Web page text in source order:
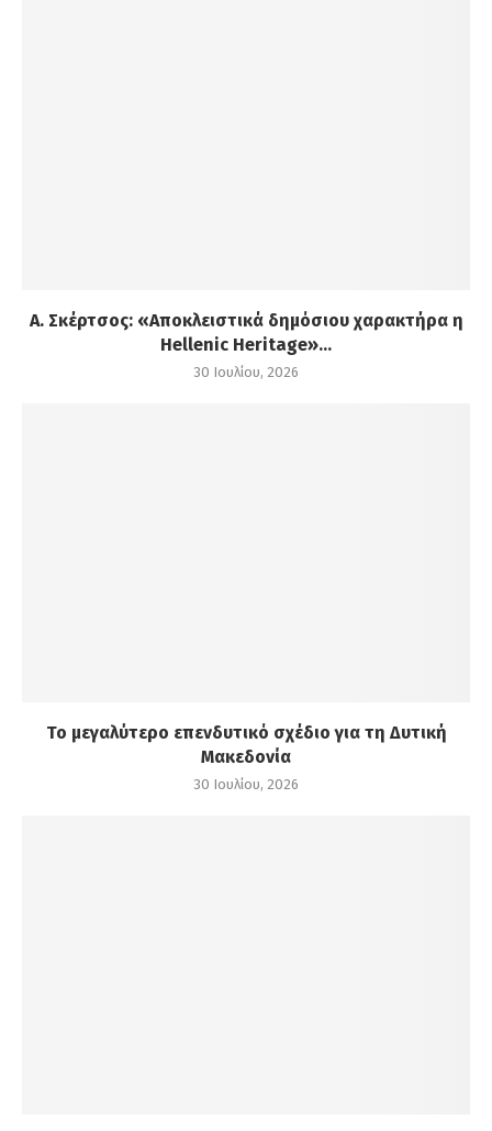
Α. Σκέρτσος: «Αποκλειστικά δημόσιου χαρακτήρα η
Hellenic Heritage»...
30 Ιουλίου, 2026
Το μεγαλύτερο επενδυτικό σχέδιο για τη Δυτική
Μακεδονία
30 Ιουλίου, 2026